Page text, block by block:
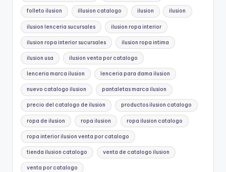
folleto ilusion illusion catalogo ilusion ilusion
ilusion lenceria sucursales ilusion ropa interior
ilusion ropa interior sucursales ilusion ropa intima
ilusion usa ilusion venta por catalogo
lenceria marca ilusion lenceria para dama ilusion
nuevo catalogo ilusion pantaletas marca ilusion
precio del catalogo de ilusion productos ilusion catalogo
ropa de ilusion ropa ilusion ropa ilusion catalogo
ropa interior ilusion venta por catalogo
tienda ilusion catalogo venta de catalogo ilusion
venta por catalogo